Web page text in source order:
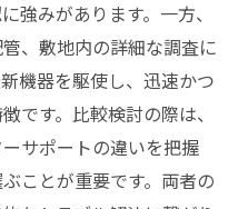
強みがあります。一方、
、敷地内の詳細な調査に
機器を駆使し、迅速かつ
です。比較検討の際は、
サポートの違いを把握
ことが重要です。両者の